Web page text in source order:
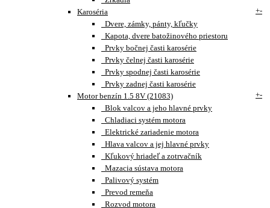
Karoséria
+-
Dvere, zámky, pánty, kľučky
Kapota, dvere batožinového priestoru
Prvky bočnej časti karosérie
Prvky čelnej časti karosérie
Prvky spodnej časti karosérie
Prvky zadnej časti karosérie
Motor benzín 1.5 8V (21083)
+-
Blok valcov a jeho hlavné prvky
Chladiaci systém motora
Elektrické zariadenie motora
Hlava valcov a jej hlavné prvky
Kľukový hriadeľ a zotrvačník
Mazacia sústava motora
Palivový systém
Prevod remeňa
Rozvod motora